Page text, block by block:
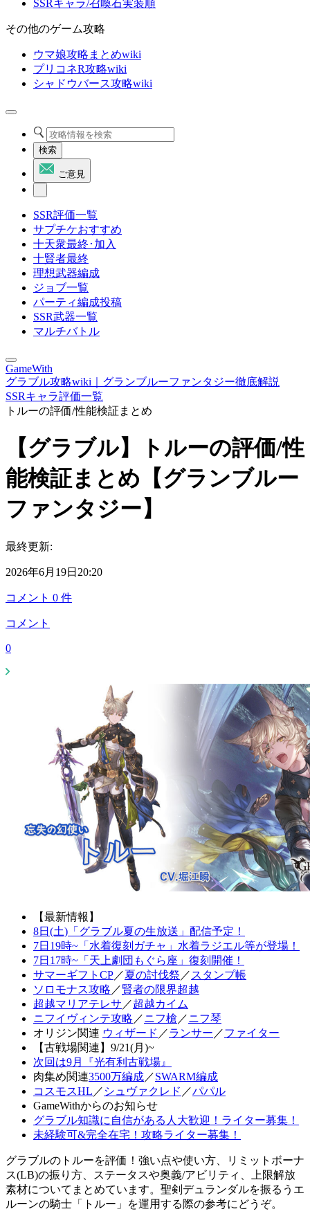
SSRキャラ/召喚石実装順
その他のゲーム攻略
ウマ娘攻略まとめwiki
プリコネR攻略wiki
シャドウバース攻略wiki
検索
ご意見
SSR評価一覧
サプチケおすすめ
十天衆最終･加入
十賢者最終
理想武器編成
ジョブ一覧
パーティ編成投稿
SSR武器一覧
マルチバトル
GameWith
グラブル攻略wiki｜グランブルーファンタジー徹底解説
SSRキャラ評価一覧
トルーの評価/性能検証まとめ
【グラブル】トルーの評価/性
能検証まとめ【グランブルー
ファンタジー】
最終更新:
2026年6月19日20:20
コメント 0 件
コメント
0
【最新情報】
8日(土)「グラブル夏の生放送」配信予定！
7日19時~「水着復刻ガチャ」水着ラジエル等が登場！
7日17時~「天上劇団もぐら座」復刻開催！
サマーギフトCP／夏の討伐祭 ／ スタンプ帳
ソロモナス攻略 ／賢者の限界超越
超越マリアテレサ ／超越カイム
ニフイヴィンテ攻略 ／ニフ槍 ／ニフ琴
オリジン関連 ウィザード ／ランサー ／ファイター
【古戦場関連】9/21(月)~
次回は9月『光有利古戦場』
肉集め関連3500万編成／SWARM編成
コスモスHL ／ シュヴァクレド ／パパル
GameWithからのお知らせ
グラブル知識に自信がある人大歓迎！ライター募集！
未経験可&完全在宅！攻略ライター募集！
グラブルのトルーを評価！強い点や使い方、リミットボーナ
ス(LB)の振り方、ステータスや奥義/アビリティ、上限解放
素材についてまとめています。聖剣デュランダルを振るうエ
ルーンの騎士「トルー」を運用する際の参考にどうぞ。